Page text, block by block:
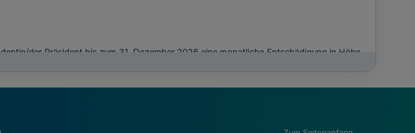
der Präsident bis zum 31. Dezember 2026 eine monatliche Entschädigung in Höhe